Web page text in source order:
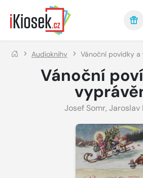
Přejít na hlavní obsah
Audioknihy Vánoční povídky a
Vánoční
Josef Somr, Jaroslav